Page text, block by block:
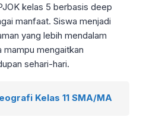
kelas 5 berbasis deep
manfaat. Siswa menjadi
yang lebih mendalam
mengaitkan
sehari-hari.
Kelas 11 SMA/MA